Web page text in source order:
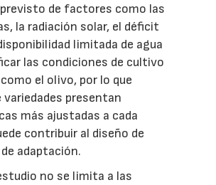
de factores como las
la radiación solar, el déficit
limitada de agua
las condiciones de cultivo
el olivo, por lo que
variedades presentan
más ajustadas a cada
contribuir al diseño de
adaptación.
no se limita a las